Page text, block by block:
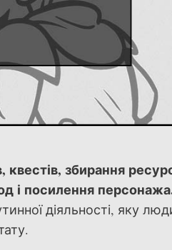
збирання
і посилення
діяльності, яку